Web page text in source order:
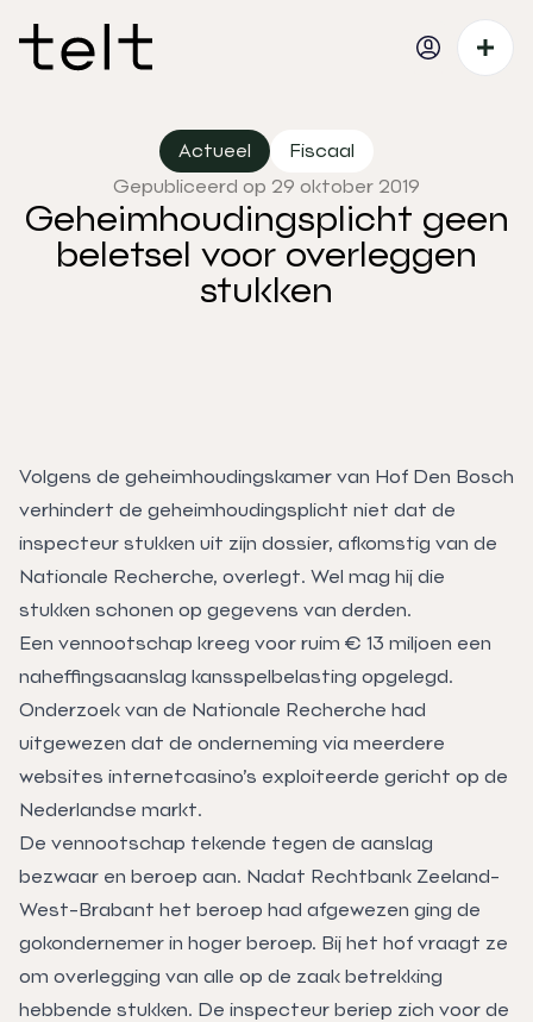
Actueel
Fiscaal
Gepubliceerd op 29 oktober 2019
Geheimhoudingsplicht geen
beletsel voor overleggen
stukken
Volgens de geheimhoudingskamer van Hof Den Bosch
verhindert de geheimhoudingsplicht niet dat de
inspecteur stukken uit zijn dossier, afkomstig van de
Nationale Recherche, overlegt. Wel mag hij die
stukken schonen op gegevens van derden.
Een vennootschap kreeg voor ruim € 13 miljoen een
naheffingsaanslag kansspelbelasting opgelegd.
Onderzoek van de Nationale Recherche had
uitgewezen dat de onderneming via meerdere
websites internetcasino’s exploiteerde gericht op de
Nederlandse markt.
De vennootschap tekende tegen de aanslag
bezwaar en beroep aan. Nadat Rechtbank Zeeland-
West-Brabant het beroep had afgewezen ging de
gokondernemer in hoger beroep. Bij het hof vraagt ze
om overlegging van alle op de zaak betrekking
hebbende stukken. De inspecteur beriep zich voor de